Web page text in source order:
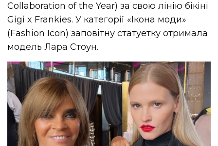
Collaboration of the Year) за свою лінію бікіні
Gigi x Frankies. У категорії «Ікона моди»
(Fashion Icon) заповітну статуетку отримала
модель Лара Стоун.